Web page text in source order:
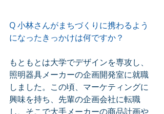
Q 小林さんがまちづくりに携わるよう
になったきっかけは何ですか？
もともとは大学でデザインを専攻し、
照明器具メーカーの企画開発室に就職
しました。この頃、マーケティングに
興味を持ち、先輩の企画会社に転職
し、そこで大手メーカーの商品計画や